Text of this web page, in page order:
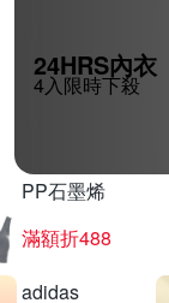
24HRS內衣
4入限時下殺
PP石墨烯
滿額折488
adidas